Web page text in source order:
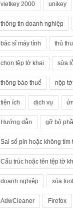
vietkey 2000 unikey
thông tin doanh nghiệp
bác sĩ máy tính thủ
chọn tệp tờ khai sửa
thông báo thuế nộp
tiện ích dịch vụ
Hướng dẫn gỡ bỏ
Sai số pin hoặc không
Cấu trúc hoặc tên tệp tờ
doanh nghiệp xóa
AdwCleaner Firefox